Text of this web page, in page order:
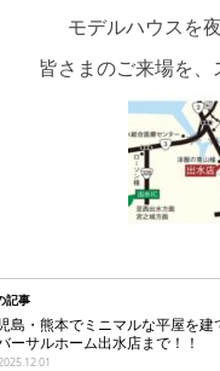
モデルハウスを
皆さまのご来場を、
記事
島・熊本でミニマルな平屋を建
ーサルホーム出水店まで！！